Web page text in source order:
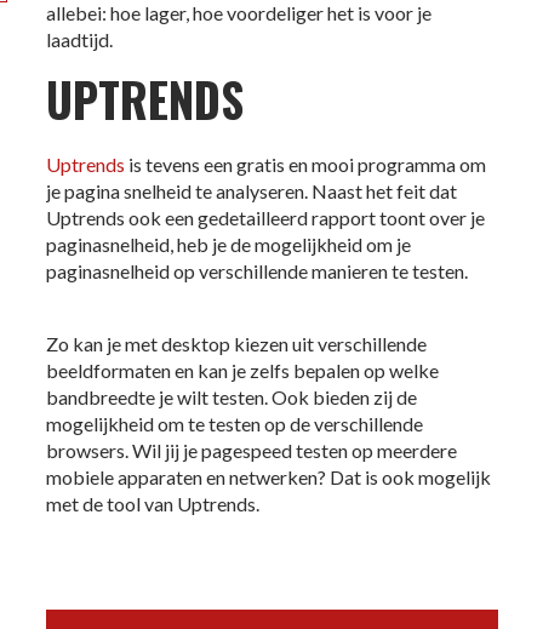
allebei: hoe lager, hoe voordeliger het is voor je
laadtijd.
UPTRENDS
Uptrends is tevens een gratis en mooi programma om
je pagina snelheid te analyseren. Naast het feit dat
Uptrends ook een gedetailleerd rapport toont over je
paginasnelheid, heb je de mogelijkheid om je
paginasnelheid op verschillende manieren te testen.
Zo kan je met desktop kiezen uit verschillende
beeldformaten en kan je zelfs bepalen op welke
bandbreedte je wilt testen. Ook bieden zij de
mogelijkheid om te testen op de verschillende
browsers. Wil jij je pagespeed testen op meerdere
mobiele apparaten en netwerken? Dat is ook mogelijk
met de tool van Uptrends.